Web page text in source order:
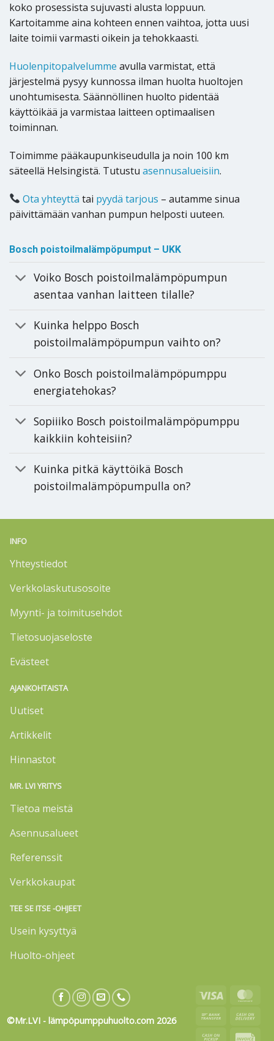
koko prosessista sujuvasti alusta loppuun.
Kartoitamme aina kohteen ennen vaihtoa, jotta uusi
laite toimii varmasti oikein ja tehokkaasti.
Huolenpitopalvelumme avulla varmistat, että
järjestelmä pysyy kunnossa ilman huolta huoltojen
unohtumisesta. Säännöllinen huolto pidentää
käyttöikää ja varmistaa laitteen optimaalisen
toiminnan.
Toimimme pääkaupunkiseudulla ja noin 100 km
säteellä Helsingistä. Tutustu asennusalueisiin.
Ota yhteyttä tai pyydä tarjous – autamme sinua
päivittämään vanhan pumpun helposti uuteen.
Bosch poistoilmalämpöpumput – UKK
Voiko Bosch poistoilmalämpöpumpun
asentaa vanhan laitteen tilalle?
Kuinka helppo Bosch
poistoilmalämpöpumpun vaihto on?
Onko Bosch poistoilmalämpöpumppu
energiatehokas?
Sopiiiko Bosch poistoilmalämpöpumppu
kaikkiin kohteisiin?
Kuinka pitkä käyttöikä Bosch
poistoilmalämpöpumpulla on?
INFO
Yhteystiedot
Verkkolaskutusosoite
Myynti- ja toimitusehdot
Tietosuojaseloste
Evästeet
AJANKOHTAISTA
Uutiset
Artikkelit
Hinnastot
MR. LVI YRITYS
Tietoa meistä
Asennusalueet
Referenssit
Verkkokaupat
TEE SE ITSE -OHJEET
Usein kysyttyä
Huolto-ohjeet
©Mr.LVI - lämpöpumppuhuolto.com 2026
Visa
Bank
Cash